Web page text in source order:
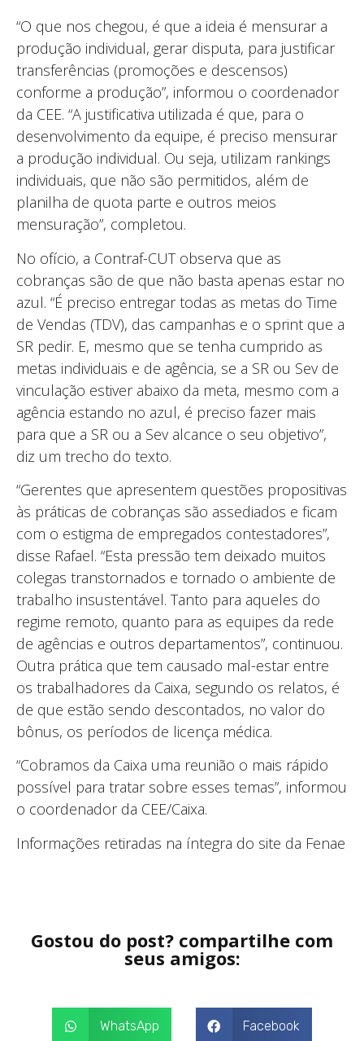
“O que nos chegou, é que a ideia é mensurar a
produção individual, gerar disputa, para justificar
transferências (promoções e descensos)
conforme a produção”, informou o coordenador
da CEE. “A justificativa utilizada é que, para o
desenvolvimento da equipe, é preciso mensurar
a produção individual. Ou seja, utilizam rankings
individuais, que não são permitidos, além de
planilha de quota parte e outros meios
mensuração”, completou.
No ofício, a Contraf-CUT observa que as
cobranças são de que não basta apenas estar no
azul. “É preciso entregar todas as metas do Time
de Vendas (TDV), das campanhas e o sprint que a
SR pedir. E, mesmo que se tenha cumprido as
metas individuais e de agência, se a SR ou Sev de
vinculação estiver abaixo da meta, mesmo com a
agência estando no azul, é preciso fazer mais
para que a SR ou a Sev alcance o seu objetivo”,
diz um trecho do texto.
“Gerentes que apresentem questões propositivas
às práticas de cobranças são assediados e ficam
com o estigma de empregados contestadores”,
disse Rafael. “Esta pressão tem deixado muitos
colegas transtornados e tornado o ambiente de
trabalho insustentável. Tanto para aqueles do
regime remoto, quanto para as equipes da rede
de agências e outros departamentos”, continuou.
Outra prática que tem causado mal-estar entre
os trabalhadores da Caixa, segundo os relatos, é
de que estão sendo descontados, no valor do
bônus, os períodos de licença médica.
“Cobramos da Caixa uma reunião o mais rápido
possível para tratar sobre esses temas”, informou
o coordenador da CEE/Caixa.
Informações retiradas na íntegra do site da Fenae
Gostou do post? compartilhe com
seus amigos:
WhatsApp Facebook